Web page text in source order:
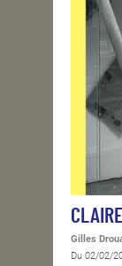
Gilles
Du 02/02/